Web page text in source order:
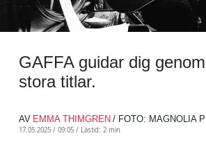
GAFFA guidar dig
stora titlar.
AV EMMA THIMGREN / FOTO: MAGNOLIA
17.05.2025 / 09:05 / Lästid: 2 min